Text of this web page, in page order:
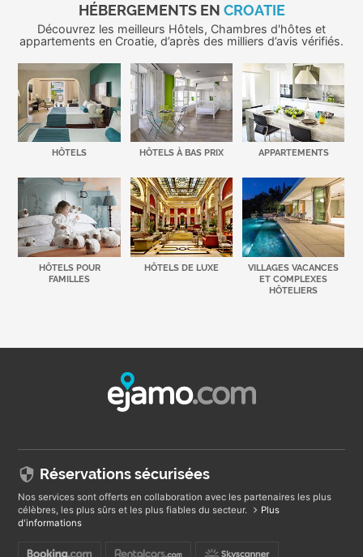
HÉBERGEMENTS EN CROATIE
Découvrez les meilleurs Hôtels, Chambres d'hôtes et
appartements en Croatie, d’après des milliers d’avis vérifiés.
HÔTELS HÔTELS À BAS PRIX APPARTEMENTS
HÔTELS POUR
FAMILLES
HÔTELS DE LUXE
VILLAGES VACANCES
ET COMPLEXES
HÔTELIERS
Réservations sécurisées
Nos services sont offerts en collaboration avec les partenaires les plus
célèbres, les plus sûrs et les plus fiables du secteur.
Plus
d'informations